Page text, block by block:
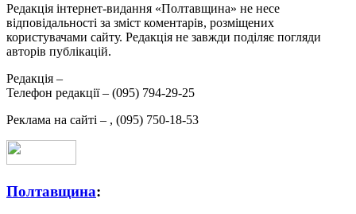
Редакція інтернет-видання «Полтавщина» не несе
відповідальності за зміст коментарів, розміщених
користувачами сайту. Редакція не завжди поділяє погляди
авторів публікацій.
Редакція –
Телефон редакції – (095) 794-29-25
Реклама на сайті – , (095) 750-18-53
Полтавщина: